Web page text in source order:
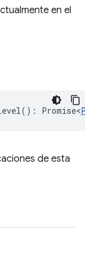
en el
() : Promise<
de esta